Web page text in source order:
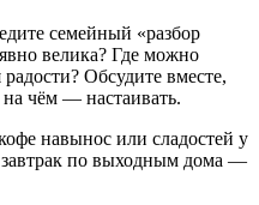
семейный «разбор
велика? Где можно
Обсудите вместе,
чём — настаивать.
навынос или сладостей у
по выходным дома —